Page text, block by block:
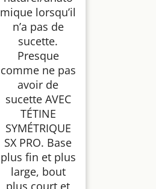
mique lorsqu’il
n’a pas de
sucette.
Presque
comme ne pas
avoir de
sucette AVEC
TÉTINE
SYMÉTRIQUE
SX PRO. Base
plus fin et plus
large, bout
plus court et